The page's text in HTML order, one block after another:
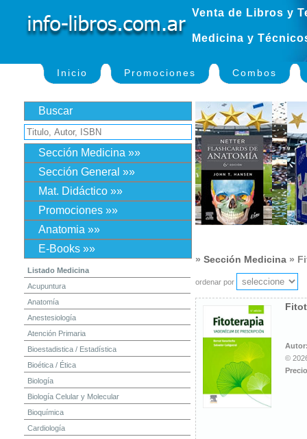
Venta de Libros y
Medicina y
Inicio Promociones Combos
Buscar
Sección Medicina »»
Sección General »»
Mat. Didáctico »»
Promociones »»
Anatomia »»
E-Books »»
Listado Medicina
Acupuntura
Anatomía
Anestesiología
Atención Primaria
Bioestadistica / Estadística
Bioética / Ética
Biología
Biología Celular y Molecular
Bioquímica
Cardiología
» Sección Medicina »
ordenar por
©